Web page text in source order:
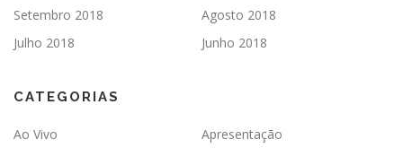
Setembro 2018
Agosto 2018
Julho 2018
Junho 2018
CATEGORIAS
Ao Vivo Apresentação